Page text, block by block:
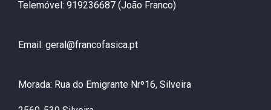
Telemóvel: 919236687 (João Franco)
Email: geral@francofasica.pt
Morada: Rua do Emigrante Nrº16, Silveira